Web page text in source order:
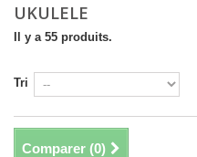
UKULELE
Il y a 55 produits.
Tri
Comparer (0)